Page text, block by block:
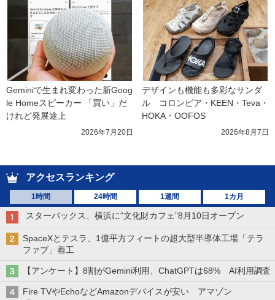
Geminiで生まれ変わった新Goog
le Homeスピーカー 「買い」だ
けれど発展途上
2026年7月20日
デザインも機能も多彩なサンダ
ル　コロンビア・KEEN・Teva・
HOKA・OOFOS
2026年8月7日
アクセスランキング
1時間 24時間 1週間 1カ月
スターバックス、横浜に“文化財カフェ”8月10日オープン
SpaceXとテスラ、1億平方フィートの超大型半導体工場「テラ
ファブ」着工
【アンケート】8割がGemini利用、ChatGPTは68% AI利用調査
Fire TVやEchoなどAmazonデバイスが安い アマゾン